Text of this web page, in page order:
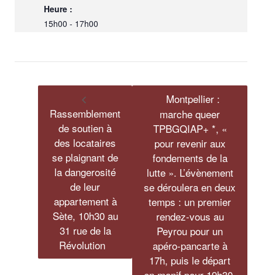
Heure :
15h00 - 17h00
Rassemblement
de soutien à
des locataires
se plaignant de
la dangerosité
de leur
appartement à
Sète, 10h30 au
31 rue de la
Révolution
Montpellier :
marche queer
TPBGQIAP+ *, «
pour revenir aux
fondements de la
lutte ». L’évènement
se déroulera en deux
temps : un premier
rendez-vous au
Peyrou pour un
apéro-pancarte à
17h, puis le départ